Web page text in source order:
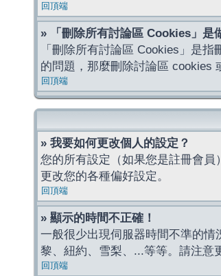
回頂端
» 「刪除所有討論區 Cookies」是
「刪除所有討論區 Cookies」是
的問題，那麼刪除討論區 cookies
回頂端
» 我要如何更改個人的設定？
您的所有設定（如果您是註冊會
更改您的各種偏好設定。
回頂端
» 顯示的時間不正確！
一般很少出現伺服器時間不準的
黎、紐約、雪梨、...等等。請注意
回頂端